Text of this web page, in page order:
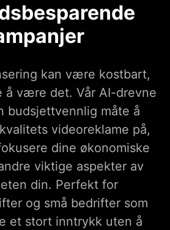
kan være kostbart,
å være det. Vår AI-drevne
budsjettvennlig måte å
videoreklame på,
dine økonomiske
viktige aspekter av
din. Perfekt for
og små bedrifter som
et stort inntrykk uten å